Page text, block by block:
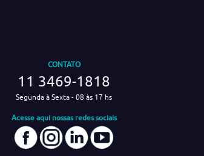
CONTATO
11 3469-1818
Segunda à Sexta - 08 às 17 hs
Acesse aqui nossas redes sociais